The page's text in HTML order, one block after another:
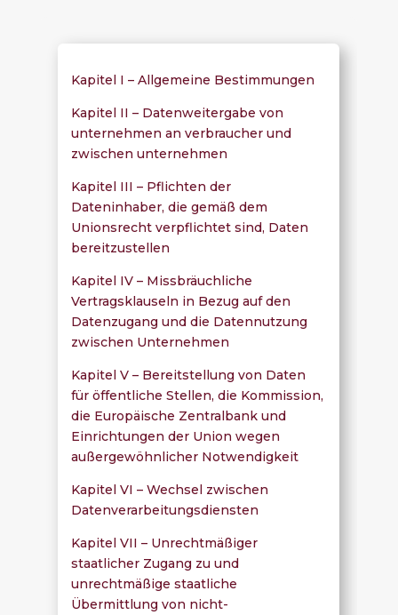
Kapitel I – Allgemeine Bestimmungen
Kapitel II – Datenweitergabe von
unternehmen an verbraucher und
zwischen unternehmen
Kapitel III – Pflichten der
Dateninhaber, die gemäß dem
Unionsrecht verpflichtet sind, Daten
bereitzustellen
Kapitel IV – Missbräuchliche
Vertragsklauseln in Bezug auf den
Datenzugang und die Datennutzung
zwischen Unternehmen
Kapitel V – Bereitstellung von Daten
für öffentliche Stellen, die Kommission,
die Europäische Zentralbank und
Einrichtungen der Union wegen
außergewöhnlicher Notwendigkeit
Kapitel VI – Wechsel zwischen
Datenverarbeitungsdiensten
Kapitel VII – Unrechtmäßiger
staatlicher Zugang zu und
unrechtmäßige staatliche
Übermittlung von nicht-